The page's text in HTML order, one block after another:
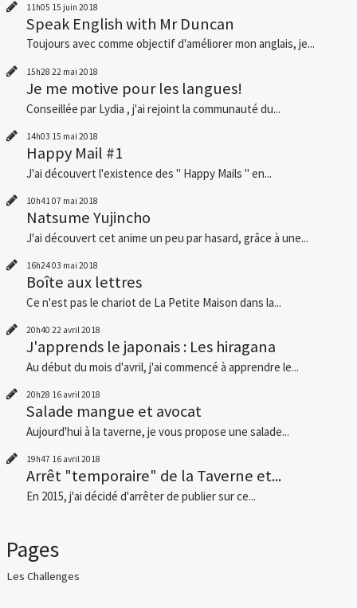
11h05 15 juin 2018
Speak English with Mr Duncan
Toujours avec comme objectif d'améliorer mon anglais, je...
15h28 22 mai 2018
Je me motive pour les langues!
Conseillée par Lydia , j'ai rejoint la communauté du...
14h03 15 mai 2018
Happy Mail #1
J'ai découvert l'existence des " Happy Mails " en...
10h4107 mai 2018
Natsume Yujincho
J'ai découvert cet anime un peu par hasard, grâce à une...
16h2403 mai 2018
Boîte aux lettres
Ce n'est pas le chariot de La Petite Maison dans la...
20h40 22 avril 2018
J'apprends le japonais : Les hiragana
Au début du mois d'avril, j'ai commencé à apprendre le...
20h28 16 avril 2018
Salade mangue et avocat
Aujourd'hui à la taverne, je vous propose une salade...
19h47 16 avril 2018
Arrêt "temporaire" de la Taverne et...
En 2015, j'ai décidé d'arrêter de publier sur ce...
Pages
Les Challenges